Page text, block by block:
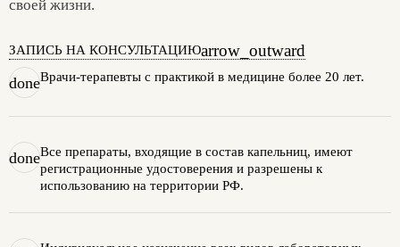
своей жизни.
ЗАПИСЬ НА КОНСУЛЬТАЦИЮarrow_outward
doneВрачи-терапевты с практикой в медицине более 20 лет.
doneВсе препараты, входящие в состав капельниц, имеют
регистрационные удостоверения и разрешены к
использованию на территории РФ.